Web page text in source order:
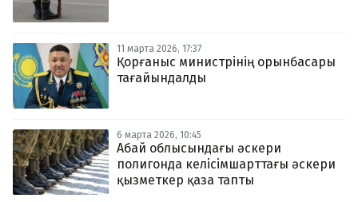
11 марта 2026, 17:37
Қорғаныс министрінің орынбасары
тағайындалды
6 марта 2026, 10:45
Абай облысындағы әскери
полигонда келісімшарттағы әскери
қызметкер қаза тапты